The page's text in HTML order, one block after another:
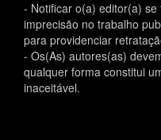
- Notificar o(a) editor(a)
imprecisão no trabalho
para providenciar
- Os(As) autores(as)
qualquer forma constitui
inaceitável.